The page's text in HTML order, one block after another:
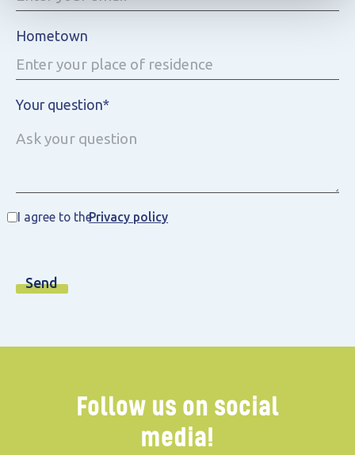
Follow us on social
media!
Hometown
Your question*
I agree to thePrivacy policy